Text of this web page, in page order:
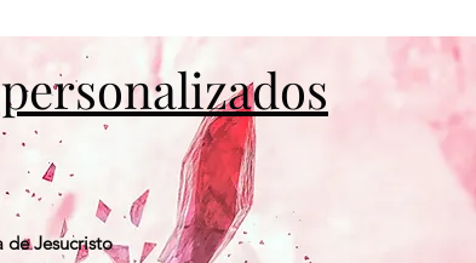
de Jesucristo